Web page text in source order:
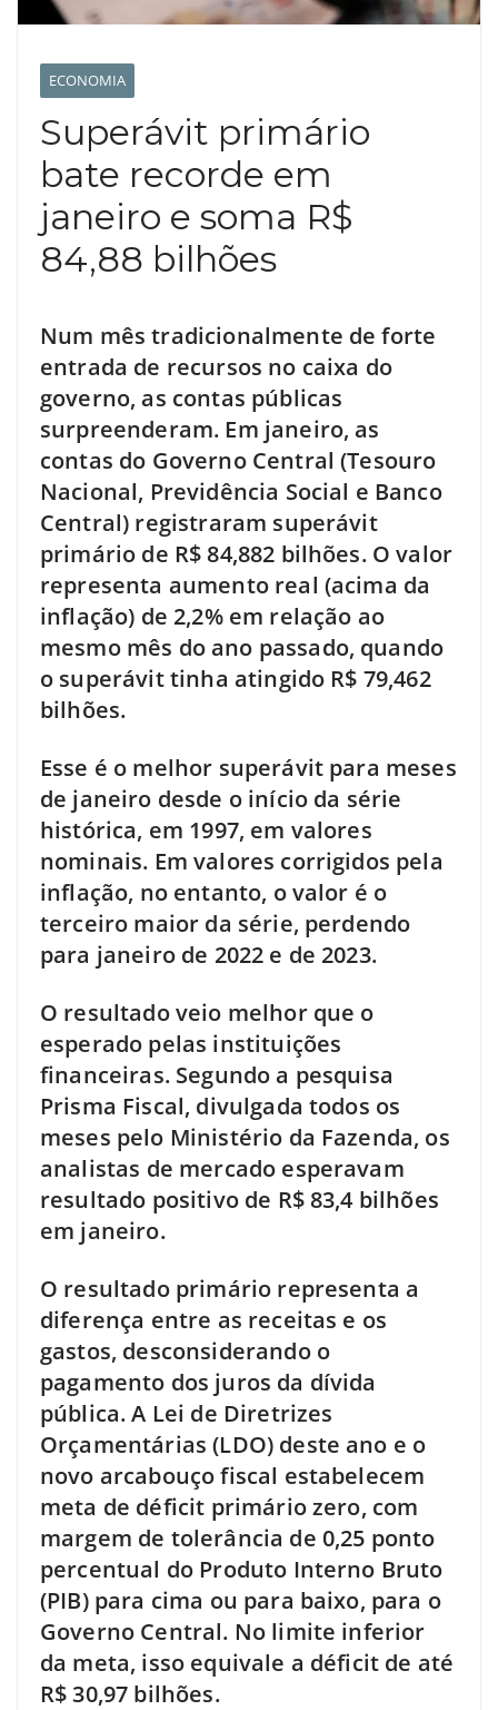
ECONOMIA
Superávit primário
bate recorde em
janeiro e soma R$
84,88 bilhões
Num mês tradicionalmente de forte
entrada de recursos no caixa do
governo, as contas públicas
surpreenderam. Em janeiro, as
contas do Governo Central (Tesouro
Nacional, Previdência Social e Banco
Central) registraram superávit
primário de R$ 84,882 bilhões. O valor
representa aumento real (acima da
inflação) de 2,2% em relação ao
mesmo mês do ano passado, quando
o superávit tinha atingido R$ 79,462
bilhões.
Esse é o melhor superávit para meses
de janeiro desde o início da série
histórica, em 1997, em valores
nominais. Em valores corrigidos pela
inflação, no entanto, o valor é o
terceiro maior da série, perdendo
para janeiro de 2022 e de 2023.
O resultado veio melhor que o
esperado pelas instituições
financeiras. Segundo a pesquisa
Prisma Fiscal, divulgada todos os
meses pelo Ministério da Fazenda, os
analistas de mercado esperavam
resultado positivo de R$ 83,4 bilhões
em janeiro.
O resultado primário representa a
diferença entre as receitas e os
gastos, desconsiderando o
pagamento dos juros da dívida
pública. A Lei de Diretrizes
Orçamentárias (LDO) deste ano e o
novo arcabouço fiscal estabelecem
meta de déficit primário zero, com
margem de tolerância de 0,25 ponto
percentual do Produto Interno Bruto
(PIB) para cima ou para baixo, para o
Governo Central. No limite inferior
da meta, isso equivale a déficit de até
R$ 30,97 bilhões.